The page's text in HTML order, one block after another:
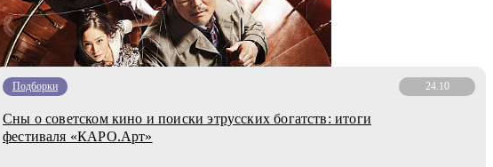
Подборки 24.10
Сны о советском кино и поиски этрусских богатств: итоги
фестиваля «КАРО.Арт»